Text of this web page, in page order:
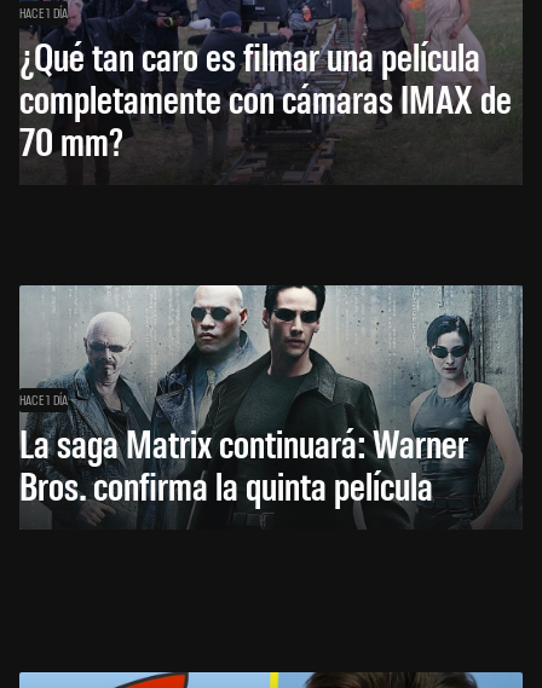
HACE 1 DÍA
¿Qué tan caro es filmar una película
completamente con cámaras IMAX de
70 mm?
HACE 1 DÍA
La saga Matrix continuará: Warner
Bros. confirma la quinta película